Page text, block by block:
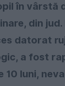
în vârstă
din jud.
datorat
a fost
10 luni,